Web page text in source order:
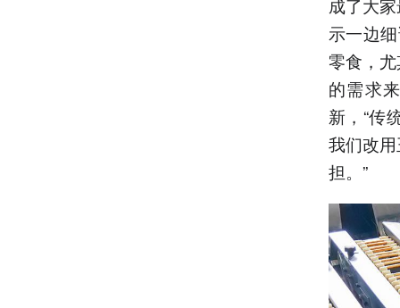
成了大
示一边
零食，
的需求
新，“传
我们改
担。”